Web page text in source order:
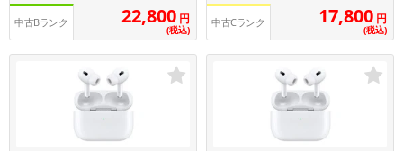
中古Bランク 22,800 円
(税込)
中古Cランク 17,800 円
(税込)
容量
~
モニタサイズ